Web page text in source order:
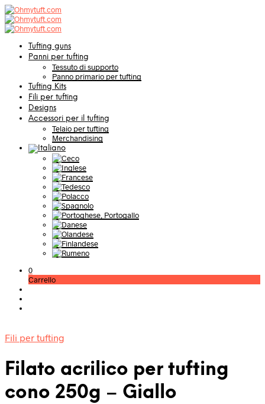
Tufting guns
Panni per tufting
Tessuto di supporto
Panno primario per tufting
Tufting Kits
Fili per tufting
Designs
Accessori per il tufting
Telaio per tufting
Merchandising
0
Carrello
Fili per tufting
Filato acrilico per tufting
cono 250g – Giallo